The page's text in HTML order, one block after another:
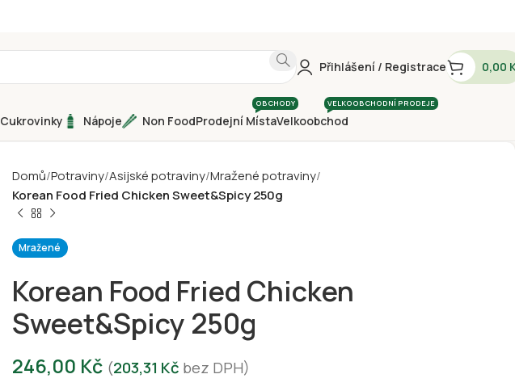
Přihlášení / Registrace 0,00
Cukrovinky Nápoje Non FoodProdejní Místa
OBCHODY
Velkoobchod
VELKOOBCHODNÍ PRODEJE
Domů Potraviny Asijské potraviny Mražené potraviny
Korean Food Fried Chicken Sweet&Spicy 250g
Mražené
Korean Food Fried Chicken
Sweet&Spicy 250g
246,00 Kč (203,31 Kč bez DPH)